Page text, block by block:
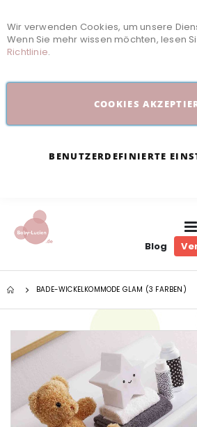
Wir verwenden Cookies, um unsere
Wenn Sie mehr wissen möchten, lesen
Richtlinie.
COOKIES
BENUTZERDEFINIERTE
Blog
BADE-WICKELKOMMODE GLAM (3 FARBEN)
Ende
der
Bildgalerie
springen